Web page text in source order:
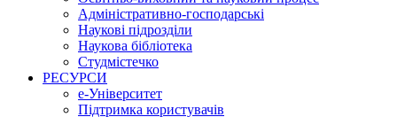
Адміністративно-господарські
Наукові підрозділи
Наукова бібліотека
Студмістечко
РЕСУРСИ
е-Університет
Підтримка користувачів